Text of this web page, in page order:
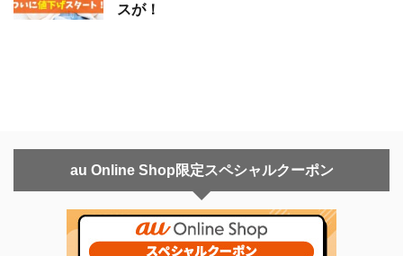
スが！
au Online Shop限定スペシャルクーポン